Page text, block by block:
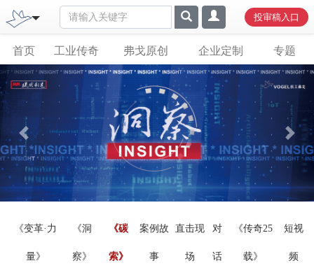
投审稿入口
首页 工业传奇 弗戈原创 企业定制 专题
Previous Next
《变革·力
量》
《洞
察》
《碳
索》
案例故
事
直击现
场
对
话
《传奇25
载》
短视
频